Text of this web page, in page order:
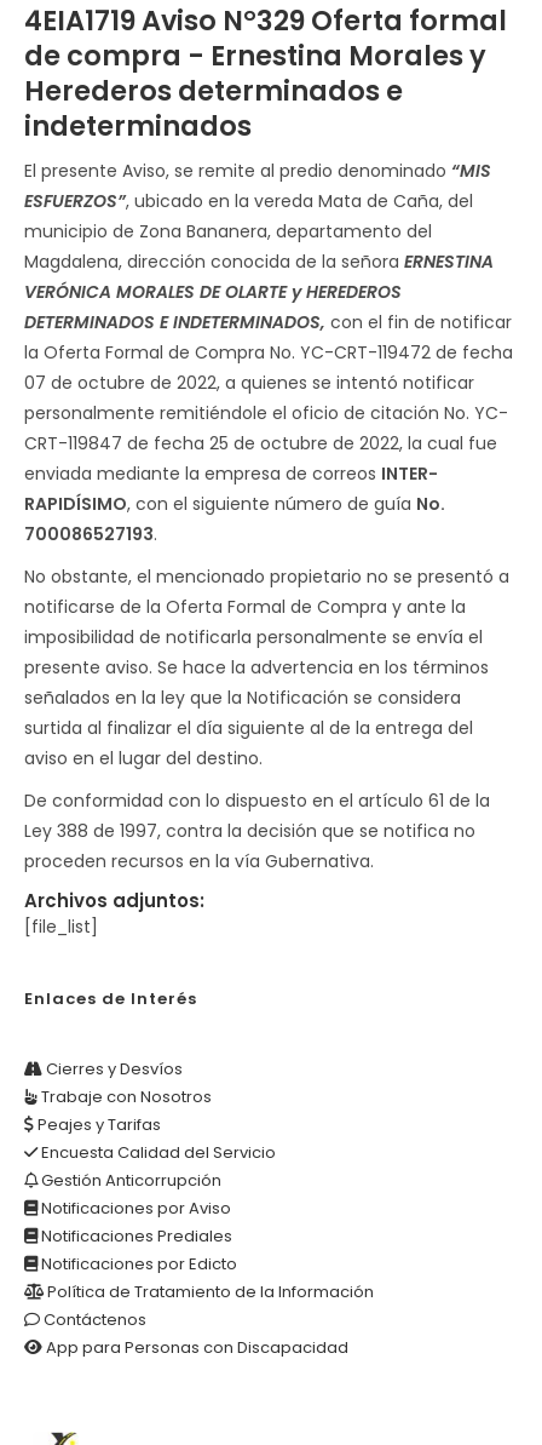
4EIA1719 Aviso N°329 Oferta formal
de compra - Ernestina Morales y
Herederos determinados e
indeterminados
El presente Aviso, se remite al predio denominado “MIS
ESFUERZOS”, ubicado en la vereda Mata de Caña, del
municipio de Zona Bananera, departamento del
Magdalena, dirección conocida de la señora ERNESTINA
VERÓNICA MORALES DE OLARTE y HEREDEROS
DETERMINADOS E INDETERMINADOS, con el fin de notificar
la Oferta Formal de Compra No. YC-CRT-119472 de fecha
07 de octubre de 2022, a quienes se intentó notificar
personalmente remitiéndole el oficio de citación No. YC-
CRT-119847 de fecha 25 de octubre de 2022, la cual fue
enviada mediante la empresa de correos INTER-
RAPIDÍSIMO, con el siguiente número de guía No.
700086527193.
No obstante, el mencionado propietario no se presentó a
notificarse de la Oferta Formal de Compra y ante la
imposibilidad de notificarla personalmente se envía el
presente aviso. Se hace la advertencia en los términos
señalados en la ley que la Notificación se considera
surtida al finalizar el día siguiente al de la entrega del
aviso en el lugar del destino.
De conformidad con lo dispuesto en el artículo 61 de la
Ley 388 de 1997, contra la decisión que se notifica no
proceden recursos en la vía Gubernativa.
Archivos adjuntos:
[file_list]
Enlaces de Interés
Cierres y Desvíos
Trabaje con Nosotros
Peajes y Tarifas
Encuesta Calidad del Servicio
Gestión Anticorrupción
Notificaciones por Aviso
Notificaciones Prediales
Notificaciones por Edicto
Política de Tratamiento de la Información
Contáctenos
App para Personas con Discapacidad